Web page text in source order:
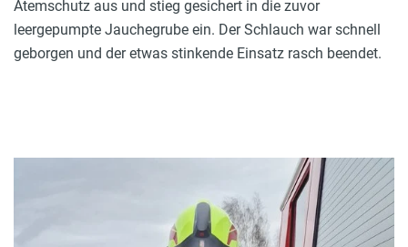
Atemschutz aus und stieg gesichert in die zuvor
leergepumpte Jauchegrube ein. Der Schlauch war schnell
geborgen und der etwas stinkende Einsatz rasch beendet.